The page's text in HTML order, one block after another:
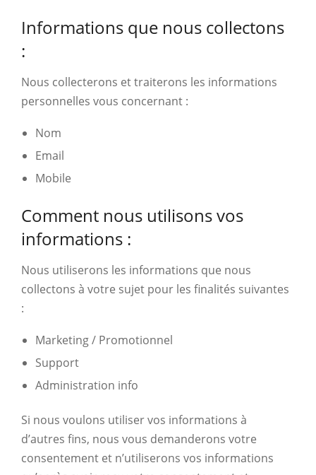
Informations que nous collectons
:
Nous collecterons et traiterons les informations
personnelles vous concernant :
Nom
Email
Mobile
Comment nous utilisons vos
informations :
Nous utiliserons les informations que nous
collectons à votre sujet pour les finalités suivantes
:
Marketing / Promotionnel
Support
Administration info
Si nous voulons utiliser vos informations à
d’autres fins, nous vous demanderons votre
consentement et n’utiliserons vos informations